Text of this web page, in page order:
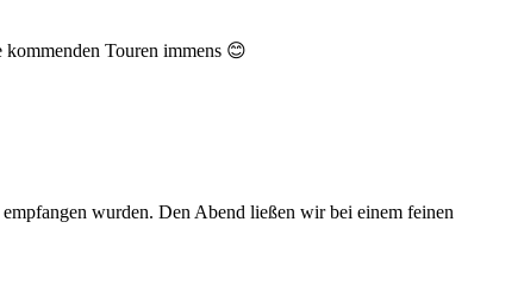
kommenden Touren immens 😊
wurden. Den Abend ließen wir bei einem feinen